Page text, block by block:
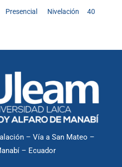
Presencial Nivelación 40
– Vía a San Mateo –
– Ecuador